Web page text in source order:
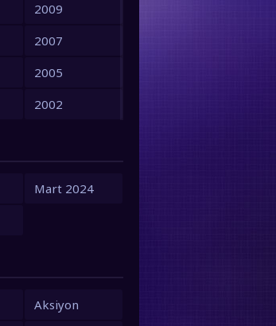
2009
2007
2005
2002
Mart 2024
Aksiyon